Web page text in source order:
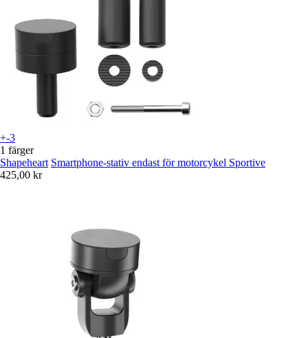
+-3
1 färger
Shapeheart Smartphone-stativ endast för motorcykel Sportive
425,00 kr